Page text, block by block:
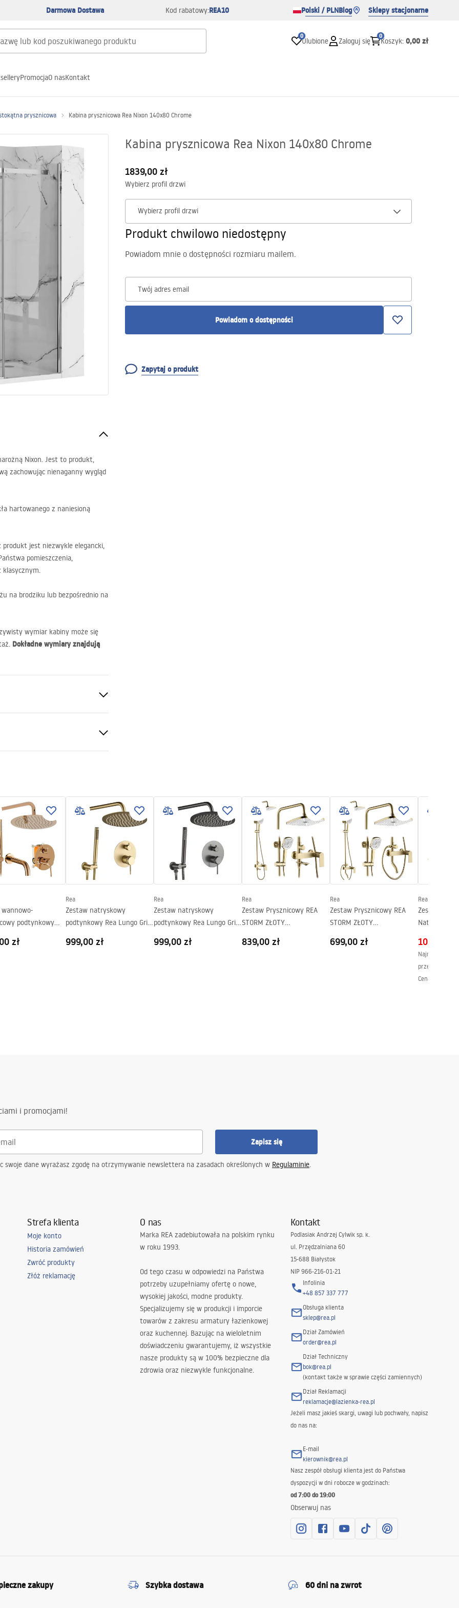
Darmowa Dostawa Kod rabatowy:REA10 Polski / PLNBlog Sklepy stacjonarne
0
Ulubione Zaloguj się
0
Koszyk: 0,00 zł
PromocjaO nasKontakt
prysznicowa Kabina prysznicowa Rea Nixon 140x80 Chrome
Kabina prysznicowa Rea Nixon 140x80 Chrome
1839,00 zł
Wybierz profil drzwi
Wybierz profil drzwi
Produkt chwilowo niedostępny
Powiadom mnie o dostępności rozmiaru mailem.
Twój adres email
Powiadom o dostępności
Zapytaj o produkt
Nixon. Jest to produkt,
zachowując nienaganny wygląd
hartowanego z naniesioną
jest niezwykle elegancki,
pomieszczenia,
klasycznym.
na brodziku lub bezpośrednio na
wymiar kabiny może się
Dokładne wymiary znajdują
posadzce
stronie szyby
montażu ścianki
ścianki nixon PL.pdf
podtynkowy
zł
Rea
Zestaw natryskowy
podtynkowy Rea Lungo Grip
999,00 zł
Rea
Zestaw natryskowy
podtynkowy Rea Lungo Grip
999,00 zł
Rea
Zestaw Prysznicowy REA
STORM ZŁOTY
839,00 zł
Rea
Zestaw Prysznicowy REA
STORM ZŁOTY
699,00 zł
Rea
Zestaw
Natryskowy
1059,00
Najniższa
przed obniżką:
Cena regularna
i promocjami!
Zapisz się
swoje dane wyrażasz zgodę na otrzymywanie newslettera na zasadach określonych w Regulaminie.
Strefa klienta
Moje konto
Historia zamówień
Zwróć produkty
Złóż reklamację
O nas
Marka REA zadebiutowała na polskim rynku
w roku 1993.
Od tego czasu w odpowiedzi na Państwa
potrzeby uzupełniamy ofertę o nowe,
wysokiej jakości, modne produkty.
Specjalizujemy się w produkcji i imporcie
towarów z zakresu armatury łazienkowej
oraz kuchennej. Bazując na wieloletnim
doświadczeniu gwarantujemy, iż wszystkie
nasze produkty są w 100% bezpieczne dla
zdrowia oraz niezwykle funkcjonalne.
Kontakt
Podlasiak Andrzej Cylwik sp. k.
ul. Przędzalniana 60
15-688 Białystok
NIP 966-216-01-21
Infolinia
+48 857 337 777
Obsługa klienta
sklep@rea.pl
Dział Zamówień
order@rea.pl
Dział Techniczny
bok@rea.pl
(kontakt także w sprawie części zamiennych)
Dział Reklamacji
reklamacje@lazienka-rea.pl
Jeżeli masz jakieś skargi, uwagi lub pochwały, napisz
do nas na:
E-mail
kierownik@rea.pl
Nasz zespół obsługi klienta jest do Państwa
dyspozycji w dni robocze w godzinach:
od 7:00 do 19:00
Obserwuj nas
zakupy Szybka dostawa 60 dni na zwrot